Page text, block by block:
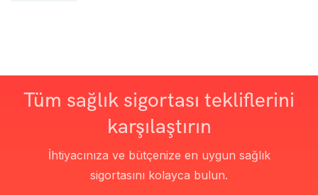
Tüm sağlık sigortası tekliflerini
karşılaştırın
İhtiyacınıza ve bütçenize en uygun sağlık
sigortasını kolayca bulun.